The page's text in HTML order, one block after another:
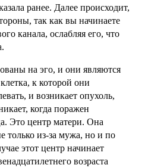
ранее. Далее происходит,
так как вы начинаете
канала, ослабляя его, что
на эго, и они являются
к которой они
и возникает опухоль,
когда поражен
Это центр матери. Она
только из-за мужа, но и по
этот центр начинает
возраста